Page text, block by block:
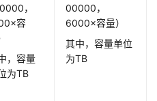
，
容
，容量
为TB
00000，
6000×容量）
其中，容量单位
为TB